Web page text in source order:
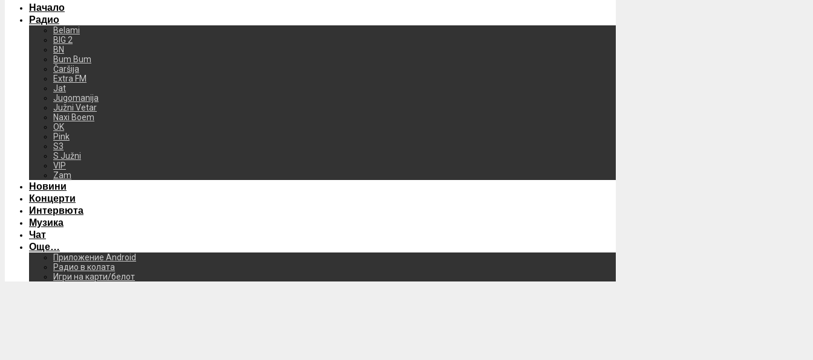
Начало
Радио
Belami
BIG 2
BN
Bum Bum
Čaršija
Extra FM
Jat
Jugomanija
Južni Vetar
Naxi Boem
OK
Pink
S3
S Južni
VIP
Zam
Новини
Концерти
Интервюта
Музика
Чат
Още…
Приложение Android
Радио в колата
Игри на карти/белот